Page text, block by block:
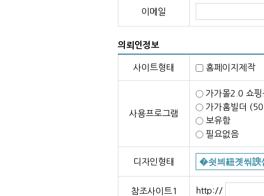
이메일
의뢰인정보
사이트형태 홈페이지제작
사용프로그램
가가몰2.0 쇼
가가홈빌더
보유함
필요없음
디자인형태
참조사이트1 http://